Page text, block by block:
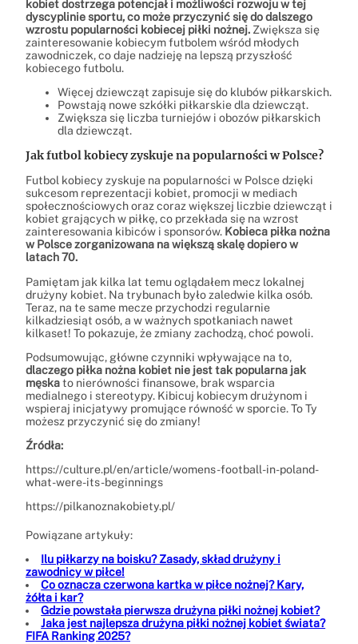
kobiet dostrzega potencjał i możliwości rozwoju w tej
dyscyplinie sportu, co może przyczynić się do dalszego
wzrostu popularności kobiecej piłki nożnej. Zwiększa się
zainteresowanie kobiecym futbolem wśród młodych
zawodniczek, co daje nadzieję na lepszą przyszłość
kobiecego futbolu.
Więcej dziewcząt zapisuje się do klubów piłkarskich.
Powstają nowe szkółki piłkarskie dla dziewcząt.
Zwiększa się liczba turniejów i obozów piłkarskich
dla dziewcząt.
Jak futbol kobiecy zyskuje na popularności w Polsce?
Futbol kobiecy zyskuje na popularności w Polsce dzięki
sukcesom reprezentacji kobiet, promocji w mediach
społecznościowych oraz coraz większej liczbie dziewcząt i
kobiet grających w piłkę, co przekłada się na wzrost
zainteresowania kibiców i sponsorów. Kobieca piłka nożna
w Polsce zorganizowana na większą skalę dopiero w
latach 70.
Pamiętam jak kilka lat temu oglądałem mecz lokalnej
drużyny kobiet. Na trybunach było zaledwie kilka osób.
Teraz, na te same mecze przychodzi regularnie
kilkadziesiąt osób, a w ważnych spotkaniach nawet
kilkaset! To pokazuje, że zmiany zachodzą, choć powoli.
Podsumowując, główne czynniki wpływające na to,
dlaczego piłka nożna kobiet nie jest tak popularna jak
męskato nierówności finansowe, brak wsparcia
medialnego i stereotypy. Kibicuj kobiecym drużynom i
wspieraj inicjatywy promujące równość w sporcie. To Ty
możesz przyczynić się do zmiany!
Źródła:
https://culture.pl/en/article/womens-football-in-poland-
what-were-its-beginnings
https://pilkanoznakobiety.pl/
Powiązane artykuły:
Ilu piłkarzy na boisku? Zasady, skład drużyny i
zawodnicy w piłce!
Co oznacza czerwona kartka w piłce nożnej? Kary,
żółta i kar?
Gdzie powstała pierwsza drużyna piłki nożnej kobiet?
Jaka jest najlepsza drużyna piłki nożnej kobiet świata?
FIFA Ranking 2025?